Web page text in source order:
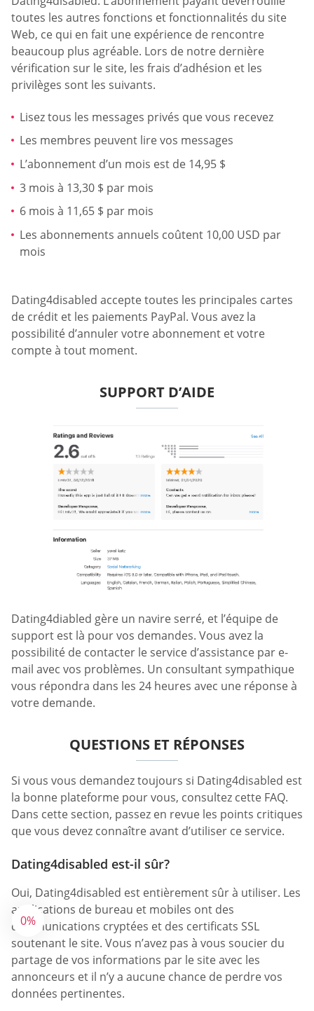
0%
toutes les autres fonctions et fonctionnalités du site
Web, ce qui en fait une expérience de rencontre
beaucoup plus agréable. Lors de notre dernière
vérification sur le site, les frais d’adhésion et les
privilèges sont les suivants.
Lisez tous les messages privés que vous recevez
Les membres peuvent lire vos messages
L’abonnement d’un mois est de 14,95 $
3 mois à 13,30 $ par mois
6 mois à 11,65 $ par mois
Les abonnements annuels coûtent 10,00 USD par
mois
Dating4disabled accepte toutes les principales cartes
de crédit et les paiements PayPal. Vous avez la
possibilité d’annuler votre abonnement et votre
compte à tout moment.
SUPPORT D’AIDE
Dating4diabled gère un navire serré, et l’équipe de
support est là pour vos demandes. Vous avez la
possibilité de contacter le service d’assistance par e-
mail avec vos problèmes. Un consultant sympathique
vous répondra dans les 24 heures avec une réponse à
votre demande.
QUESTIONS ET RÉPONSES
Si vous vous demandez toujours si Dating4disabled est
la bonne plateforme pour vous, consultez cette FAQ.
Dans cette section, passez en revue les points critiques
que vous devez connaître avant d’utiliser ce service.
Dating4disabled est-il sûr?
Oui, Dating4disabled est entièrement sûr à utiliser. Les
applications de bureau et mobiles ont des
communications cryptées et des certificats SSL
soutenant le site. Vous n’avez pas à vous soucier du
partage de vos informations par le site avec les
annonceurs et il n’y a aucune chance de perdre vos
données pertinentes.